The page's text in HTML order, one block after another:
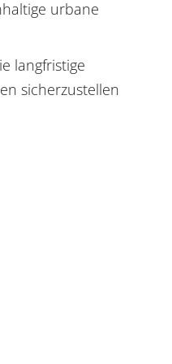
urbane
langfristige
sicherzustellen